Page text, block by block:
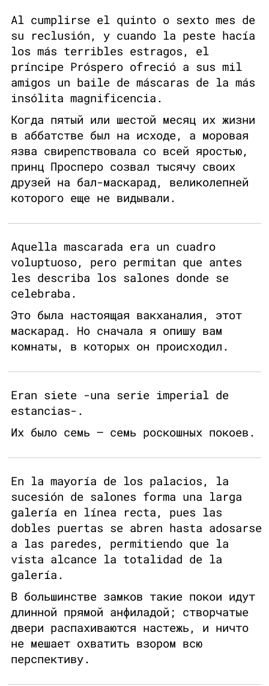
Al cumplirse el quinto o sexto mes de
su reclusión, y cuando la peste hacía
los más terribles estragos, el
príncipe Próspero ofreció a sus mil
amigos un baile de máscaras de la más
insólita magnificencia.
Когда пятый или шестой месяц их жизни
в аббатстве был на исходе, а моровая
язва свирепствовала со всей яростью,
принц Просперо созвал тысячу своих
друзей на бал-маскарад, великолепней
которого еще не видывали.
Aquella mascarada era un cuadro
voluptuoso, pero permitan que antes
les describa los salones donde se
celebraba.
Это была настоящая вакханалия, этот
маскарад. Но сначала я опишу вам
комнаты, в которых он происходил.
Eran siete -una serie imperial de
estancias-.
Их было семь — семь роскошных покоев.
En la mayoría de los palacios, la
sucesión de salones forma una larga
galería en línea recta, pues las
dobles puertas se abren hasta adosarse
a las paredes, permitiendo que la
vista alcance la totalidad de la
galería.
В большинстве замков такие покои идут
длинной прямой анфиладой; створчатые
двери распахиваются настежь, и ничто
не мешает охватить взором всю
перспективу.